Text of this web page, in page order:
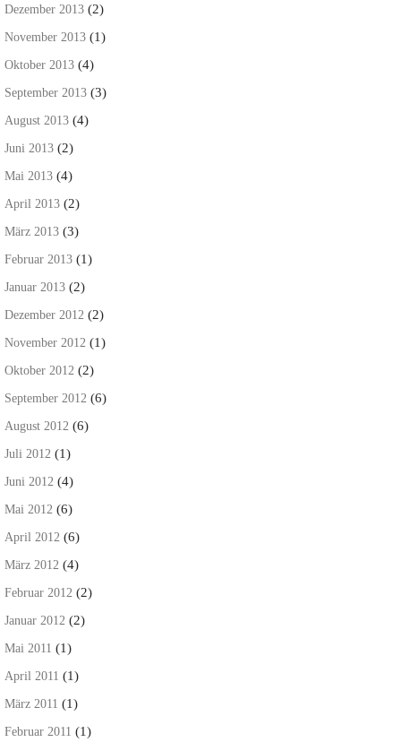
Dezember 2013 (2)
November 2013 (1)
Oktober 2013 (4)
September 2013 (3)
August 2013 (4)
Juni 2013 (2)
Mai 2013 (4)
April 2013 (2)
März 2013 (3)
Februar 2013 (1)
Januar 2013 (2)
Dezember 2012 (2)
November 2012 (1)
Oktober 2012 (2)
September 2012 (6)
August 2012 (6)
Juli 2012 (1)
Juni 2012 (4)
Mai 2012 (6)
April 2012 (6)
März 2012 (4)
Februar 2012 (2)
Januar 2012 (2)
Mai 2011 (1)
April 2011 (1)
März 2011 (1)
Februar 2011 (1)